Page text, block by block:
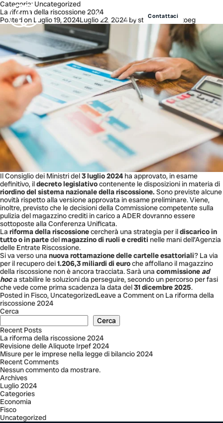
Contattaci
Categoria: Uncategorized
La riforma della riscossione 2024
Posted on Luglio 19, 2024Luglio 22, 2024 bystudioassociatoeg
Il Consiglio dei Ministri del3 luglio 2024 ha approvato, in esame
definitivo, ildecreto legislativocontenente le disposizioni in materia di
riordino del sistema nazionale della riscossione. Sono previste alcune
novità rispetto alla versione approvata in esame preliminare. Viene,
inoltre, previsto che le decisioni della Commissione competente sulla
pulizia del magazzino crediti in carico a ADER dovranno essere
sottoposte alla Conferenza Unificata.
La riforma della riscossionecercherà una strategia per ildiscarico in
tutto o in partedelmagazzino di ruoli e crediti nelle mani dell’Agenzia
delle Entrate Riscossione.
Si va verso una nuova rottamazione delle cartelle esattoriali? La via
per il recupero dei1.206,3 miliardi di euroche affollano il magazzino
della riscossione non è ancora tracciata. Sarà una commissionead
hoca stabilire le soluzioni da perseguire, secondo un percorso per fasi
che vede come prima scadenza la data del31 dicembre 2025.
Posted in Fisco, UncategorizedLeave a Commenton La riforma della
riscossione 2024
Cerca
Cerca
Recent Posts
La riforma della riscossione 2024
Revisione delle Aliquote Irpef 2024
Misure per le imprese nella legge di bilancio 2024
Recent Comments
Nessun commento da mostrare.
Archives
Luglio 2024
Categories
Economia
Fisco
Uncategorized